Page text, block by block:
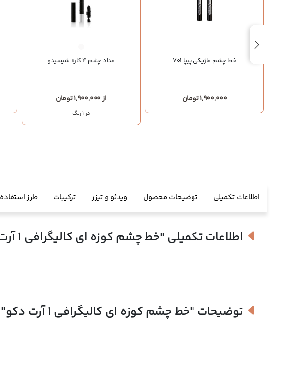
خط چشم ماژیکی پیپا 701
1,900,000 تومان
مداد چشم 4 کاره شیسیدو
از 1,900,000 تومان
در 1 رنگ
اطلاعات تکمیلی توضیحات محصول ویدئو و تیزر ترکیبات طرز استفاده
اطلاعات تکمیلی"خط چشم کوزه ای کالیگرافی 1 آرت دکو"
توضیحات "خط چشم کوزه ای کالیگرافی 1 آرت دکو"